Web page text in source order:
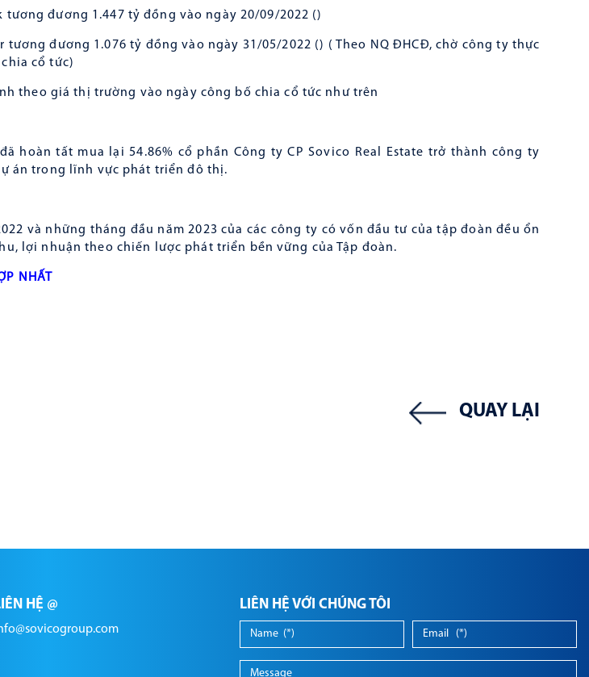
tương đương 1.447 tỷ đồng vào ngày 20/09/2022 ()
tương đương 1.076 tỷ đồng vào ngày 31/05/2022 () ( Theo NQ ĐHCĐ, chờ công ty thực
cổ tức)
theo giá thị trường vào ngày công bố chia cổ tức như trên
hoàn tất mua lại 54.86% cổ phần Công ty CP Sovico Real Estate trở thành công ty
án trong lĩnh vực phát triển đô thị.
và những tháng đầu năm 2023 của các công ty có vốn đầu tư của tập đoàn đều ổn
lợi nhuận theo chiến lược phát triển bền vững của Tập đoàn.
NHẤT
QUAY LẠI
HỆ @ LIÊN HỆ VỚI CHÚNG TÔI